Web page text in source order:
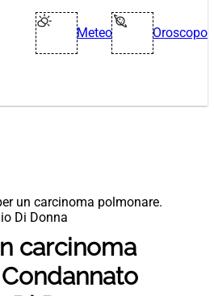
Meteo Oroscopo
un carcinoma polmonare.
Di Donna
carcinoma